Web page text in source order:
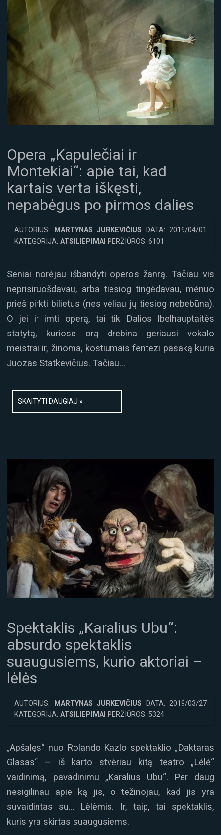
Opera „Kapulečiai ir
Montekiai“: apie tai, kad
kartais verta iškęsti,
nepabėgus po pirmos dalies
AUTORIUS: MARTYNAS JURKEVIČIUS DATA: 2019/04/01
KATEGORIJA: ATSILIEPIMAI PERŽIŪROS: 6101
Seniai norėjau išbandyti operos žanrą. Tačiau vis
neprisiruošdavau, arba tiesiog tingėdavau, mėnuo
prieš pirkti bilietus (nes vėliau jų tiesiog nebebūna).
O jei ir imti operą, tai tik Dalios Ibelhauptaitės
statytą, kuriose orą drebina geriausi vokalo
meistrai ir, žinoma, kostiumais fentezi pasaką kuria
Juozas Statkevičius. Tačiau…
SKAITYTI DAUGIAU »
Spektaklis „Karalius Ubu“:
absurdo spektaklis
suaugusiems, kurio aktoriai –
lėlės
AUTORIUS: MARTYNAS JURKEVIČIUS DATA: 2019/03/27
KATEGORIJA: ATSILIEPIMAI PERŽIŪROS: 5324
„Apšalęs“ nuo Rolando Kazlo spektaklio „Daktaras
Glasas“ – iš karto stvėriau kitą teatro „Lėlė“
vaidinimą, pavadinimu „Karalius Ubu“. Per daug
nesigilinau apie ką jis, o težinojau, kad jis yra
suvaidintas su… Lėlėmis. Ir, taip, tai spektaklis,
kuris yra skirtas suaugusiems.